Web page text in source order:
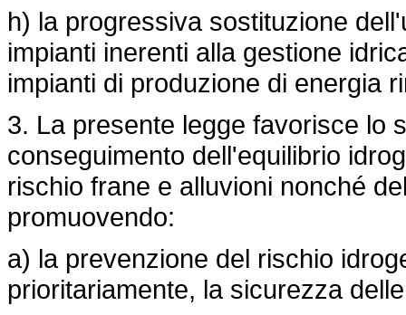
h) la progressiva sostituzione
impianti inerenti alla gestione
impianti di produzione di energia
3. La presente legge favorisce lo
conseguimento dell'equilibrio
rischio frane e alluvioni nonché
promuovendo:
a) la prevenzione del rischio
prioritariamente, la sicurezza